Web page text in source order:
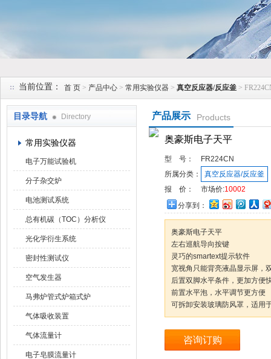
当前位置： 首 页 > 产品中心 > 常用实验仪器 > 真空反应器/反应釜 >
目录导航 Directory
常用实验仪器
电子万能试验机
分子杂交炉
电池测试系统
总有机碳（TOC）分析仪
光化学衍生系统
密封性测试仪
空气发生器
马弗炉管式炉箱式炉
气体吸收装置
气体流量计
电子皂膜流量计
产品展示 Products
奥豪斯电子天平
型 号：
FR224CN
所属分类：
真空反应器/反应釜
报 价：
市场价:10002
分享到：
奥豪斯电子天平
左右巡航导向按键
灵巧的smartext提示软件
宽视角只能背亮液晶显示屏，
后置双脚水平条件，更加方便
前置水平泡，水平调节更方便
可拆卸安装玻璃防风罩，适用
咨询订购